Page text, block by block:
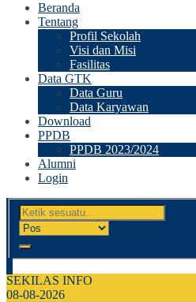
Beranda
Tentang
Profil Sekolah
Visi dan Misi
Fasilitas
Data GTK
Data Guru
Data Karyawan
Download
PPDB
PPDB 2023/2024
Alumni
Login
SEKILAS INFO
08-08-2026